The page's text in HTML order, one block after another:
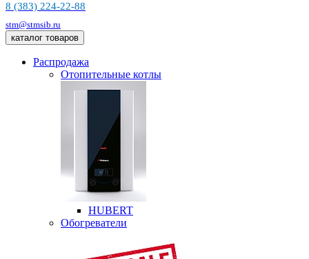
8 (383) 224-22-88
stm@stmsib.ru
каталог товаров
Распродажа
Отопительные котлы
HUBERT
Обогреватели